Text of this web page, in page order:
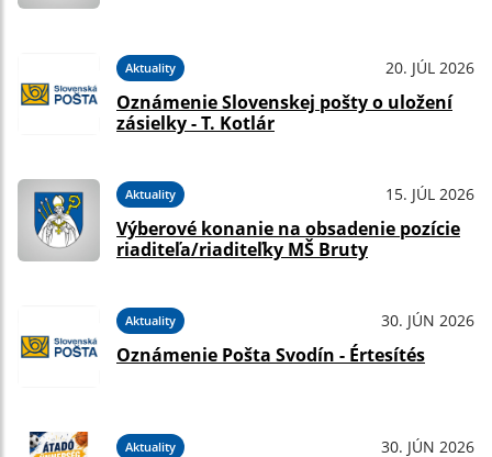
Aktuality 20. JÚL 2026
Oznámenie Slovenskej pošty o uložení
zásielky - T. Kotlár
Aktuality 15. JÚL 2026
Výberové konanie na obsadenie pozície
riaditeľa/riaditeľky MŠ Bruty
Aktuality 30. JÚN 2026
Oznámenie Pošta Svodín - Értesítés
Aktuality 30. JÚN 2026